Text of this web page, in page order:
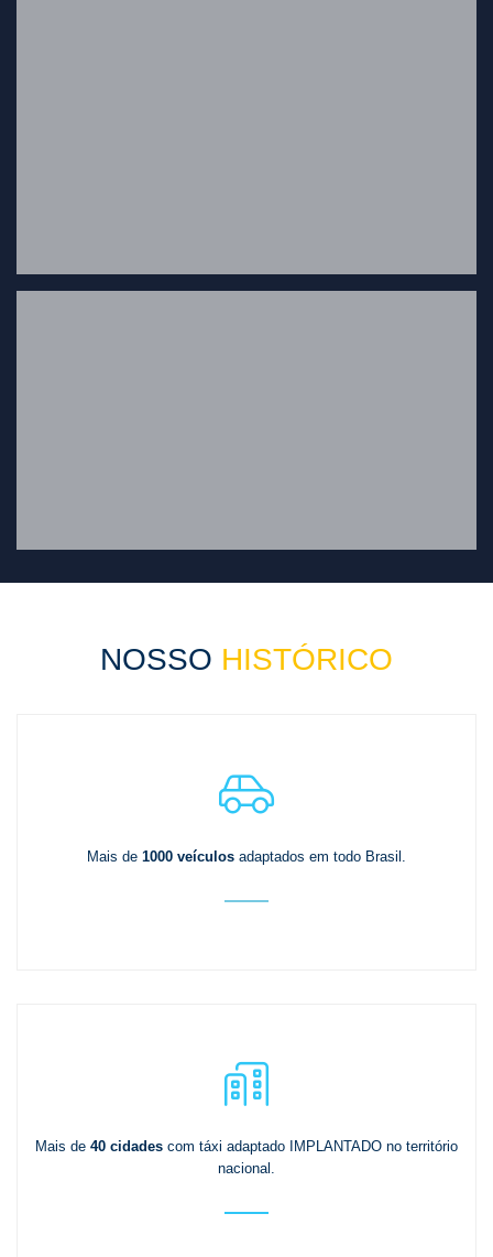
NOSSO HISTÓRICO
Mais de 1000 veículos adaptados em todo Brasil.
Mais de 40 cidadescom táxi adaptado IMPLANTADO no território
nacional.